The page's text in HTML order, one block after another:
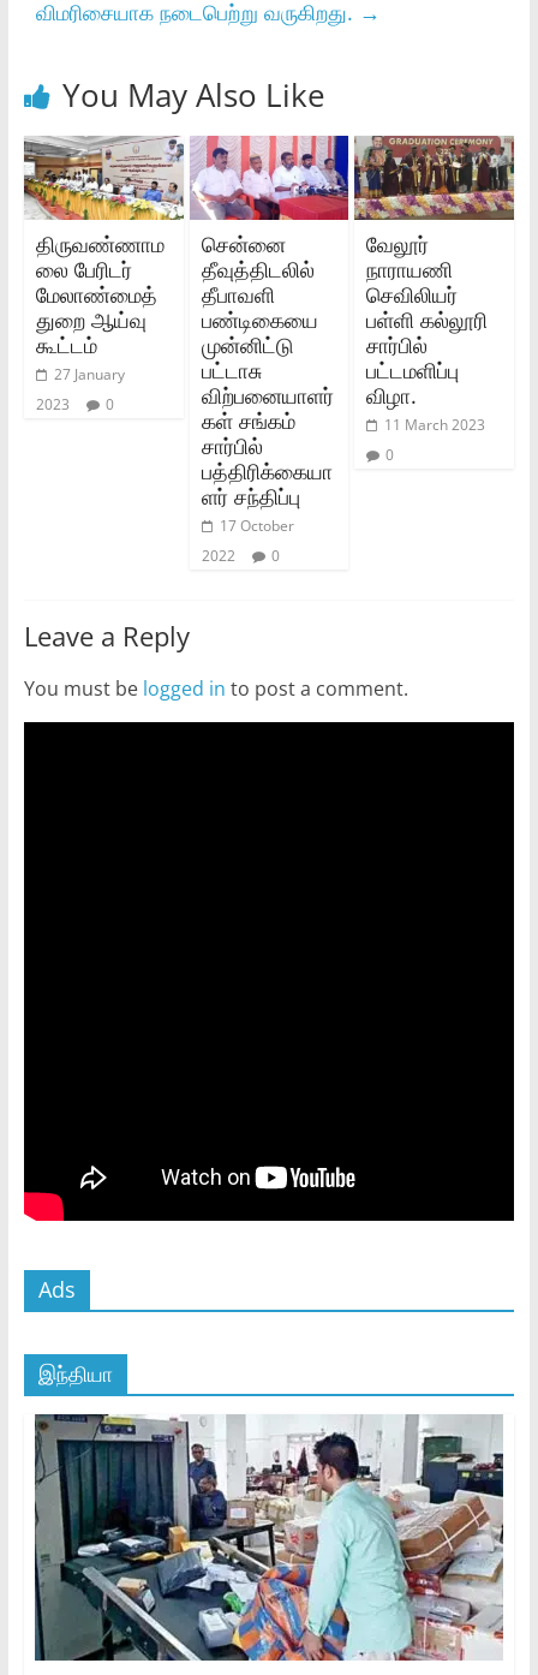
விமரிசையாக நடைபெற்று வருகிறது. →
You May Also Like
திருவண்ணாம
லை பேரிடர்
மேலாண்மைத்
துறை ஆய்வு
கூட்டம்
27 January
2023
0
சென்னை
தீவுத்திடலில்
தீபாவளி
பண்டிகையை
முன்னிட்டு
பட்டாசு
விற்பனையாளர்
கள் சங்கம்
சார்பில்
பத்திரிக்கையா
ளர் சந்திப்பு
17 October
2022
0
வேலூர்
நாராயணி
செவிலியர்
பள்ளி கல்லூரி
சார்பில்
பட்டமளிப்பு
விழா.
11 March 2023
0
Leave a Reply
You must be logged in to post a comment.
Ads
இந்தியா